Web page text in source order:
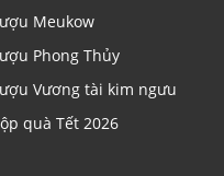
Meukow
Phong Thủy
Vương tài kim ngưu
quà Tết 2026